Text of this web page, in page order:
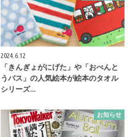
2024.6.12
「きんぎょがにげた」や「おべんと
うバス」の人気絵本が絵本のタオル
シリーズ…
お知らせ